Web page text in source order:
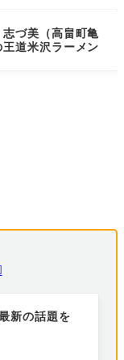
志づ美（高畠町亀
道米沢ラーメン
新の話題を